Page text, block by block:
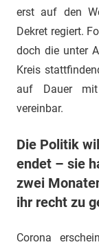
erst auf den
Dekret regiert.
doch die unter
Kreis
auf Dauer mit
vereinbar.
Die Politik
endet – sie
zwei
ihr recht zu
Corona